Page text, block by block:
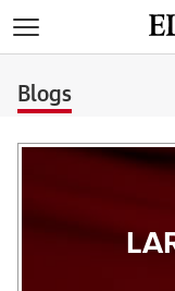
Blogs